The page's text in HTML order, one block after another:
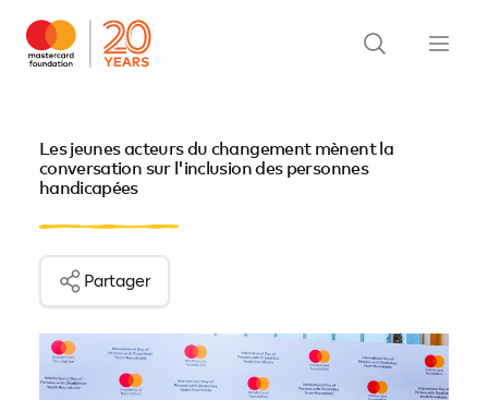
Les jeunes acteurs du changement mènent la
conversation sur l'inclusion des personnes
handicapées
Partager